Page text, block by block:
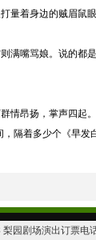
量着身边的贼眉鼠眼
嘴骂娘。说的都
情昂扬，掌声四起。
隔着多少个《早发
园剧场演出订票电